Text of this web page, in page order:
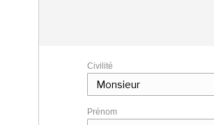
Civilité
Prénom